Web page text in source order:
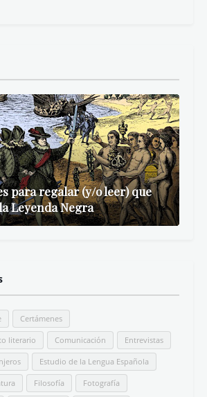
para regalar (y/o leer) que
Leyenda Negra
Certámenes
literario Comunicación Entrevistas
Estudio de la Lengua Española
Filosofía Fotografía